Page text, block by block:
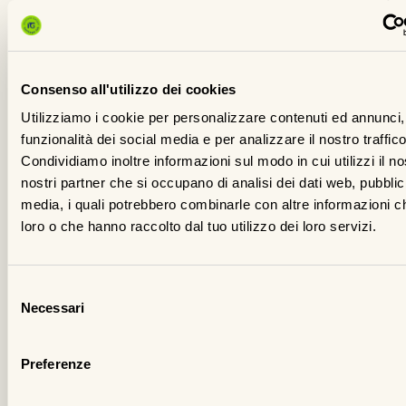
Consenso all'utilizzo dei cookies
Utilizziamo i cookie per personalizzare contenuti ed
funzionalità dei social media e per analizzare il nostro
Condividiamo inoltre informazioni sul modo in cui utilizzi il
nostri partner che si occupano di analisi dei dati web,
media, i quali potrebbero combinarle con altre informazioni
loro o che hanno raccolto dal tuo utilizzo dei loro servizi.
delNecessari
Preferenze
di